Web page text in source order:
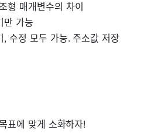
형 매개변수의 차이
만 가능
, 수정 모두 가능. 주소값 저장
표에 맞게 소화하자!